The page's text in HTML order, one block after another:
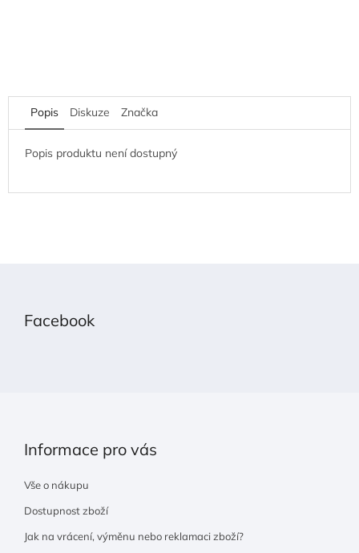
Popis Diskuze Značka
Popis produktu není dostupný
Facebook
Informace pro vás
Vše o nákupu
Dostupnost zboží
Jak na vrácení, výměnu nebo reklamaci zboží?